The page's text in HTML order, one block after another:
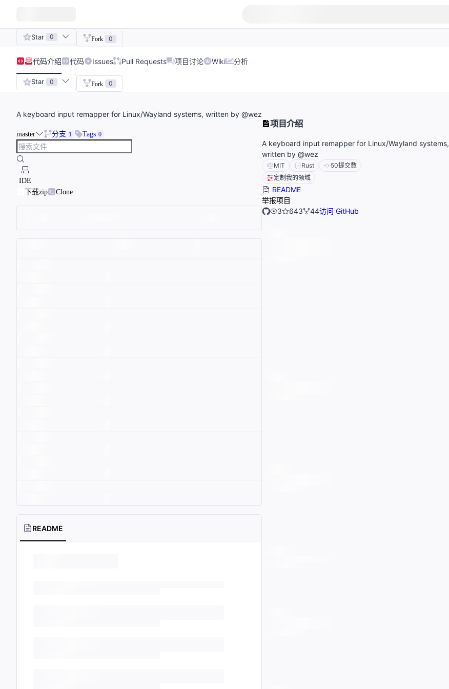
Star 0 Fork 0
代码介绍 代码 Issues Pull Requests 项目讨论 Wiki 分析
Star 0 Fork 0
A keyboard input remapper for Linux/Wayland systems, written by @wez
master 分支 1 Tags 0
IDE
下载zip
Clone
README
项目介绍
A keyboard input remapper for Linux/Wayland systems,
written by @wez
MIT Rust 50提交数
定制我的领域
README
举报项目
3
643 44访问 GitHub